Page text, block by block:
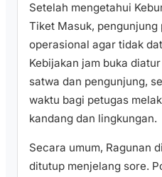
Setelah mengetahui
Tiket Masuk, pengunjung
operasional agar tidak
Kebijakan jam buka
satwa dan pengunjung,
waktu bagi petugas
kandang dan lingkungan.
Secara umum, Ragunan
ditutup menjelang sore.